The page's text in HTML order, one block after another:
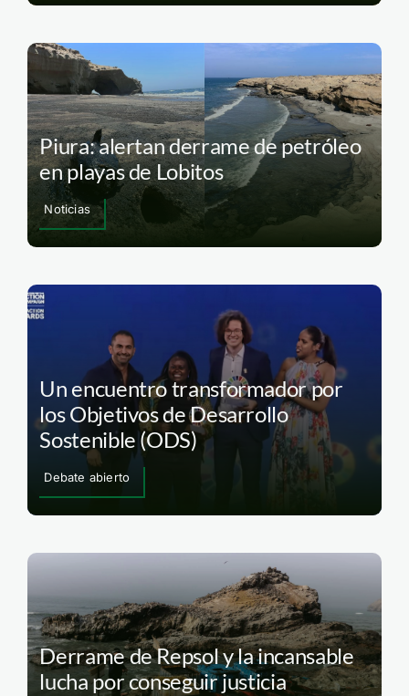
Piura: alertan derrame de petróleo
en playas de Lobitos
Noticias
Un encuentro transformador por
los Objetivos de Desarrollo
Sostenible (ODS)
Debate abierto
Derrame de Repsol y la incansable
lucha por conseguir justicia